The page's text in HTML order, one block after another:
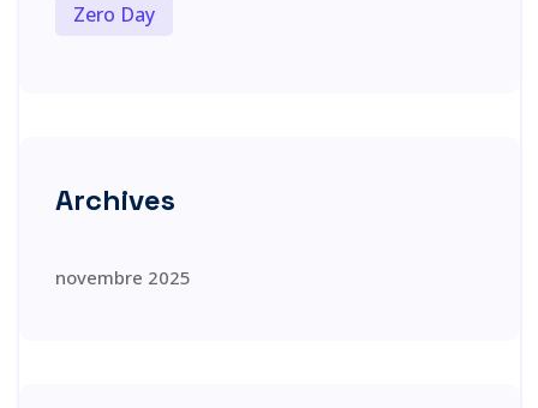
Zero Day
Archives
novembre 2025